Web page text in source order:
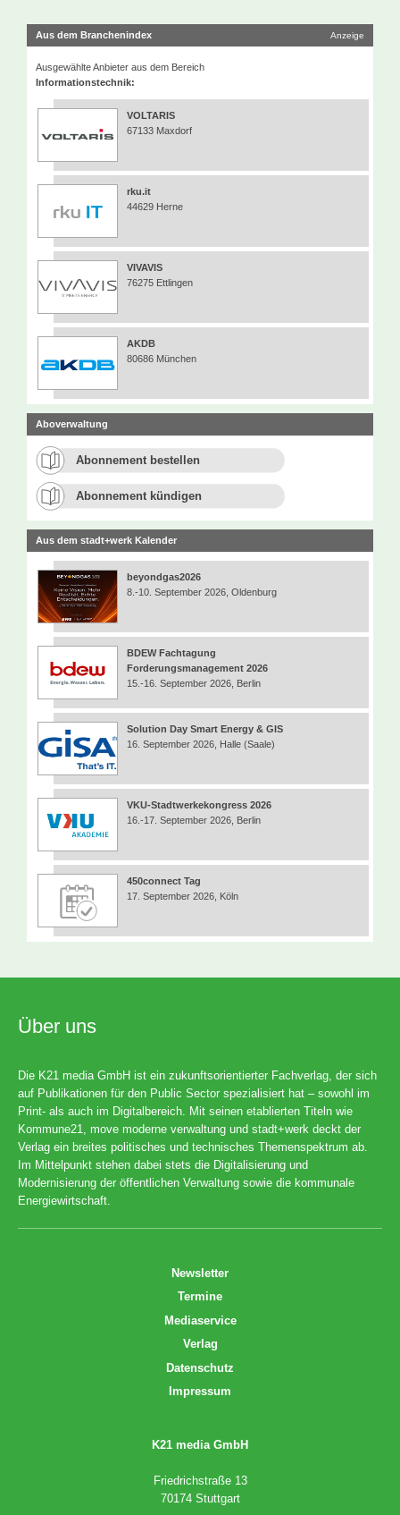
Aus dem Branchenindex Anzeige
Ausgewählte Anbieter aus dem Bereich
Informationstechnik:
VOLTARIS
67133 Maxdorf
rku.it
44629 Herne
VIVAVIS
76275 Ettlingen
AKDB
80686 München
Aboverwaltung
Abonnement bestellen
Abonnement kündigen
Aus dem stadt+werk Kalender
beyondgas2026
8.-10. September 2026, Oldenburg
BDEW Fachtagung
Forderungsmanagement 2026
15.-16. September 2026, Berlin
Solution Day Smart Energy & GIS
16. September 2026, Halle (Saale)
VKU-Stadtwerkekongress 2026
16.-17. September 2026, Berlin
450connect Tag
17. September 2026, Köln
Über uns
Die K21 media GmbH ist ein zukunftsorientierter Fachverlag, der sich
auf Publikationen für den Public Sector spezialisiert hat – sowohl im
Print- als auch im Digitalbereich. Mit seinen etablierten Titeln wie
Kommune21, move moderne verwaltung und stadt+werk deckt der
Verlag ein breites politisches und technisches Themenspektrum ab.
Im Mittelpunkt stehen dabei stets die Digitalisierung und
Modernisierung der öffentlichen Verwaltung sowie die kommunale
Energiewirtschaft.
Newsletter
Termine
Mediaservice
Verlag
Datenschutz
Impressum
K21 media GmbH
Friedrichstraße 13
70174 Stuttgart